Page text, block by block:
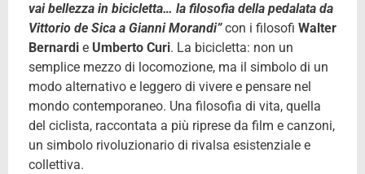
vai bellezza in bicicletta… la filosofia della pedalata da
Vittorio de Sica a Gianni Morandi”con i filosofi Walter
Bernardi e Umberto Curi. La bicicletta: non un
semplice mezzo di locomozione, ma il simbolo di un
modo alternativo e leggero di vivere e pensare nel
mondo contemporaneo. Una filosofia di vita, quella
del ciclista, raccontata a più riprese da film e canzoni,
un simbolo rivoluzionario di rivalsa esistenziale e
collettiva.